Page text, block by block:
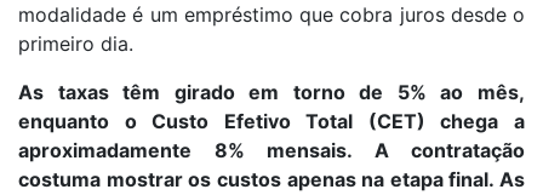
modalidade é um empréstimo que cobra juros desde o
primeiro dia.
As taxas têm girado em torno de 5% ao mês,
enquanto o Custo Efetivo Total (CET) chega a
aproximadamente 8% mensais. A contratação
costuma mostrar os custos apenas na etapa final. As